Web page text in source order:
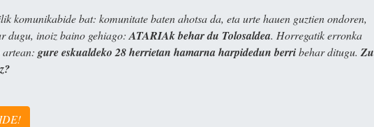
komunikabide bat: komunitate baten ahotsa da, eta urte hauen guztien ondoren,
dugu, inoiz baino gehiago: ATARIAk behar du Tolosaldea. Horregatik erronka
artean: gure eskualdeko 28 herrietan hamarna harpidedun berribehar ditugu. Zu